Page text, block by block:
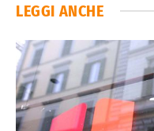
LEGGI ANCHE